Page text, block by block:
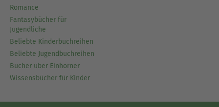
Romance
Fantasybücher für
Jugendliche
Beliebte Kinderbuchreihen
Beliebte Jugendbuchreihen
Bücher über Einhörner
Wissensbücher für Kinder